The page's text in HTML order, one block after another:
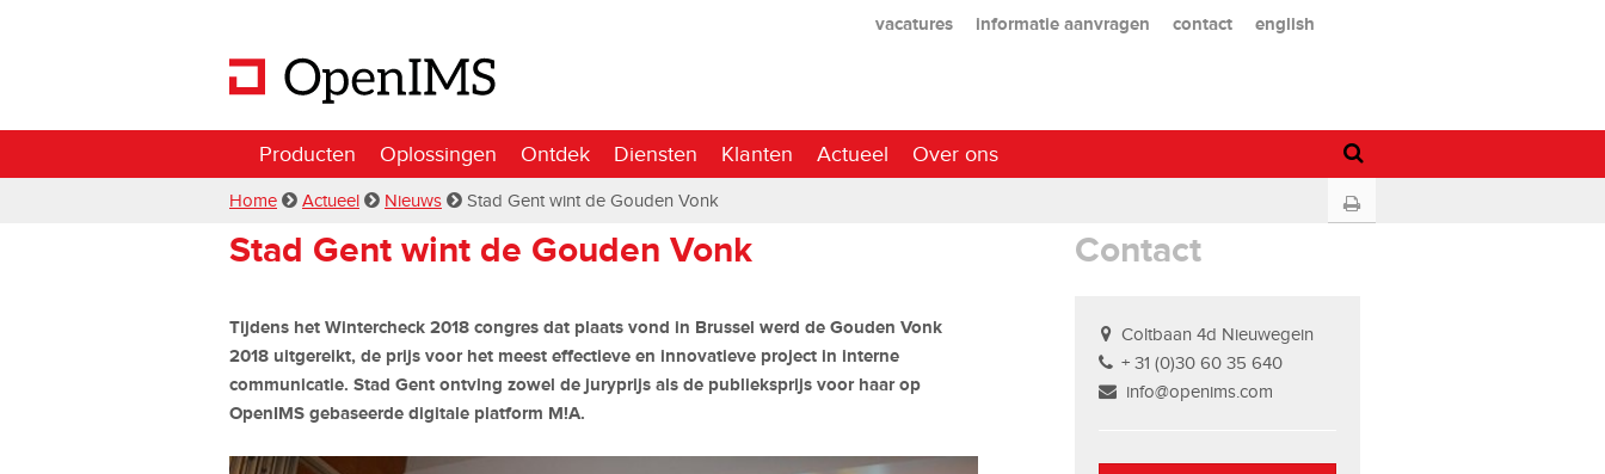
vacatures informatie aanvragen contact english
Producten Oplossingen Ontdek Diensten Klanten Actueel Over ons
Home Actueel Nieuws Stad Gent wint de Gouden Vonk
Stad Gent wint de Gouden Vonk
Tijdens het Wintercheck 2018 congres dat plaats vond in Brussel werd de Gouden Vonk
2018 uitgereikt, de prijs voor het meest effectieve en innovatieve project in interne
communicatie. Stad Gent ontving zowel de juryprijs als de publieksprijs voor haar op
OpenIMS gebaseerde digitale platform M!A.
Contact
Coltbaan 4d Nieuwegein
+ 31 (0)30 60 35 640
info@openims.com